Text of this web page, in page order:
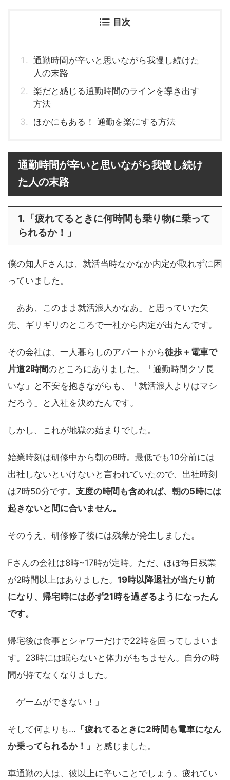
目次
通勤時間が辛いと思いながら我慢し続けた
人の末路
楽だと感じる通勤時間のラインを導き出す
方法
ほかにもある！ 通勤を楽にする方法
通勤時間が辛いと思いながら我慢し続け
た人の末路
1.「疲れてるときに何時間も乗り物に乗って
られるか！」
僕の知人Fさんは、就活当時なかなか内定が取れずに困
っていました。
「ああ、このまま就活浪人かなあ」と思っていた矢
先、ギリギリのところで一社から内定が出たんです。
その会社は、一人暮らしのアパートから徒歩＋電車で
片道2時間のところにありました。「通勤時間クソ長
いな」と不安を抱きながらも、「就活浪人よりはマシ
だろう」と入社を決めたんです。
しかし、これが地獄の始まりでした。
始業時刻は研修中から朝の8時。最低でも10分前には
出社しないといけないと言われていたので、出社時刻
は7時50分です。 支度の時間も含めれば、朝の5時には
起きないと間に合いません。
そのうえ、研修修了後には残業が発生しました。
Fさんの会社は8時~17時が定時。ただ、ほぼ毎日残業
が2時間以上はありました。 19時以降退社が当たり前
になり、帰宅時には必ず21時を過ぎるようになったん
です。
帰宅後は食事とシャワーだけで22時を回ってしまいま
す。23時には眠らないと体力がもちません。自分の時
間が持てなくなりました。
「ゲームができない！」
そして何よりも… 「疲れてるときに2時間も電車になん
か乗ってられるか！」 と感じました。
車通勤の人は、彼以上に辛いことでしょう。疲れてい